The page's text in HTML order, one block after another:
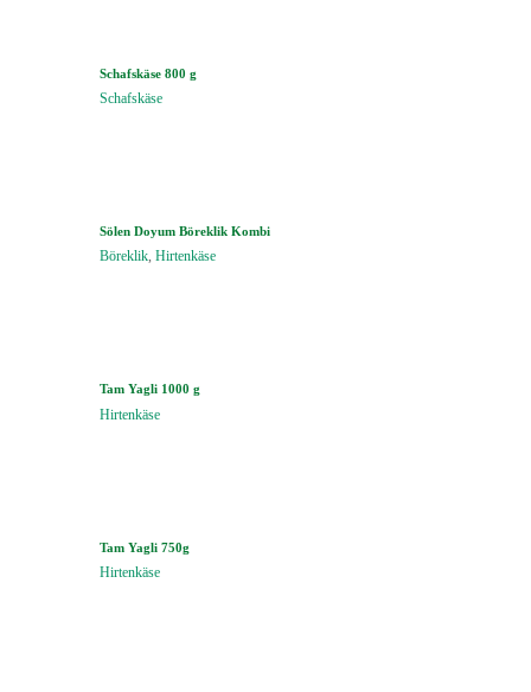
Schafskäse 800 g
Schafskäse
Sölen Doyum Böreklik Kombi
Böreklik, Hirtenkäse
Tam Yagli 1000 g
Hirtenkäse
Tam Yagli 750g
Hirtenkäse